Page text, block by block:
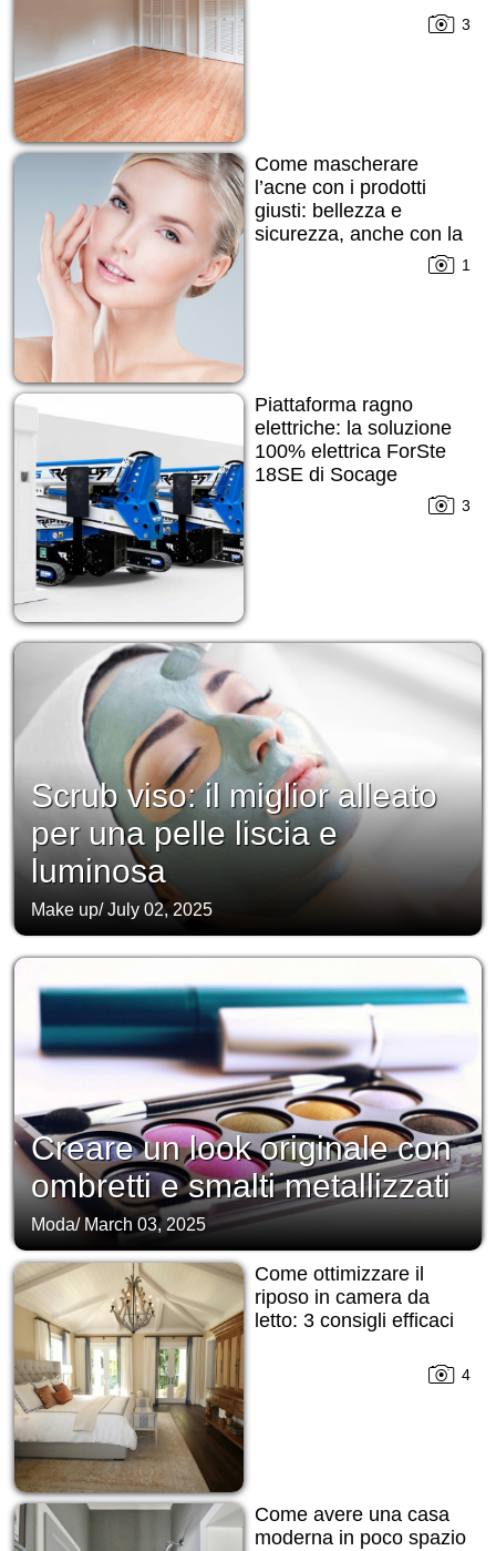
3
Come mascherare
l’acne con i prodotti
giusti: bellezza e
sicurezza, anche con la
1
Piattaforma ragno
elettriche: la soluzione
100% elettrica ForSte
18SE di Socage
3
Scrub viso: il miglior alleato
per una pelle liscia e
luminosa
Make up/July 02, 2025
Creare un look originale con
ombretti e smalti metallizzati
Moda/ March 03, 2025
Come ottimizzare il
riposo in camera da
letto: 3 consigli efficaci
4
Come avere una casa
moderna in poco spazio